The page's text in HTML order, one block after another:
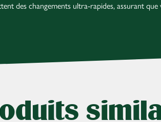
des changements ultra-rapides, assurant